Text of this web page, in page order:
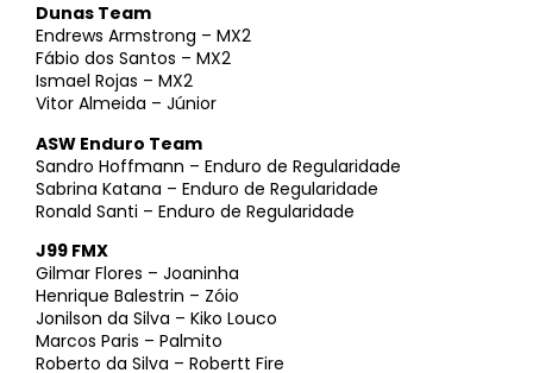
Dunas Team
Endrews Armstrong – MX2
Fábio dos Santos – MX2
Ismael Rojas – MX2
Vitor Almeida – Júnior
ASW Enduro Team
Sandro Hoffmann – Enduro de Regularidade
Sabrina Katana – Enduro de Regularidade
Ronald Santi – Enduro de Regularidade
J99 FMX
Gilmar Flores – Joaninha
Henrique Balestrin – Zóio
Jonilson da Silva – Kiko Louco
Marcos Paris – Palmito
Roberto da Silva – Robertt Fire